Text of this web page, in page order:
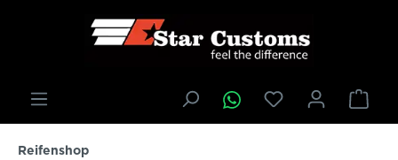
springen
Reifenshop